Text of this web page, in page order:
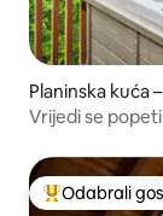
Planinska kuća
Vrijedi se
Među najviše
Odabrali